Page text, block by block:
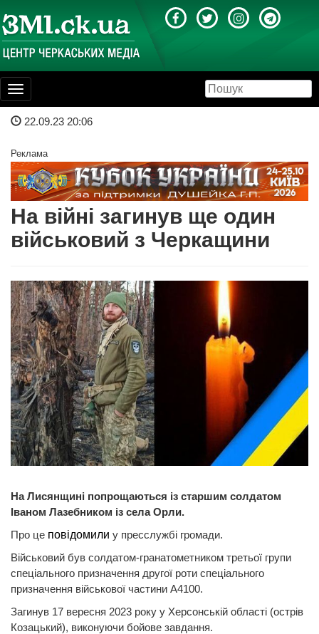
Toggle
navigation
22.09.23 20:06
Реклама
На війні загинув ще один
військовий з Черкащини
На Лисянщині попрощаються із старшим солдатом
Іваном Лазебником із села Орли.
Про це повідомили у пресслужбі громади.
Військовий був солдатом-гранатометником третьої групи
спеціального призначення другої роти спеціального
призначення військової частини А4100.
Загинув 17 вересня 2023 року у Херсонській області (острів
Козацький), виконуючи бойове завдання.